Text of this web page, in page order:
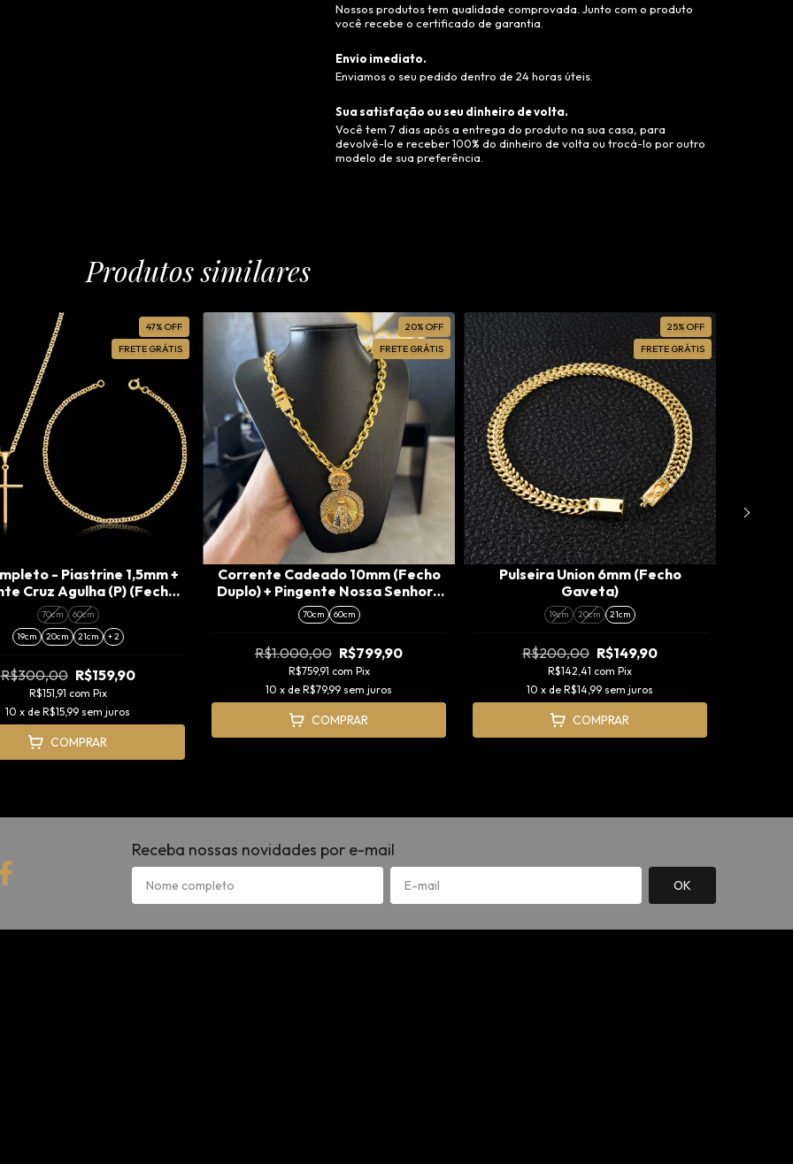
Nossos produtos tem qualidade comprovada. Junto com o produto
você recebe o certificado de garantia.
Envio imediato.
Enviamos o seu pedido dentro de 24 horas úteis.
Sua satisfação ou seu dinheiro de volta.
Você tem 7 dias após a entrega do produto na sua casa, para
devolvê-lo e receber 100% do dinheiro de volta ou trocá-lo por outro
modelo de sua preferência.
Produtos similares
47% OFF
FRETE GRÁTIS
- Piastrine 1,5mm +
Cruz Agulha (P) (Fecho
Tradicional)
70cm
60cm
19cm
20cm 21cm + 2
R$300,00 R$159,90
R$151,91 com Pix
10 x de R$15,99 sem juros
COMPRAR
20% OFF
FRETE GRÁTIS
Corrente Cadeado 10mm (Fecho
Duplo) + Pingente Nossa Senhora
Cravejado Especial (G)
70cm 60cm
R$1.000,00 R$799,90
R$759,91 com Pix
10 x de R$79,99 sem juros
COMPRAR
25% OFF
FRETE GRÁTIS
Pulseira Union 6mm (Fecho
Gaveta)
19cm 20cm 21cm
R$200,00 R$149,90
R$142,41 com Pix
10 x de R$14,99 sem juros
COMPRAR
Receba nossas novidades por e-mail